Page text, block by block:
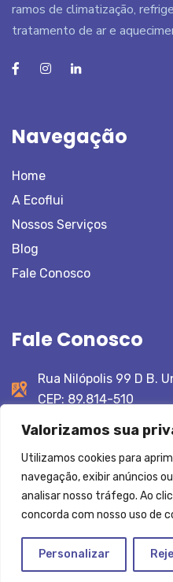
Valorizamos sua
Utilizamos cookies para
navegação, exibir anúncios
analisar nosso tráfego. Ao
concorda com nosso uso de
Personalizar
ramos de climatização,
tratamento de ar e
Navegação
Home
A Ecoflui
Nossos Serviços
Blog
Fale Conosco
Fale Conosco
Rua Nilópolis 99 D B.
CEP: 89.814-510
49 99193 5116
2026Todos os
Desenvolvido